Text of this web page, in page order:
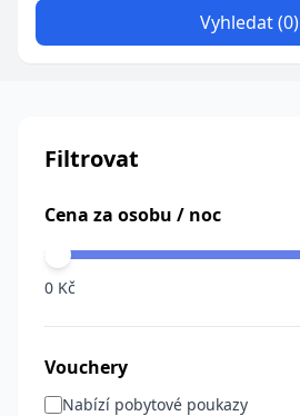
Vyhledat (0)
Filtrovat
Cena za osobu / noc
0 Kč
Vouchery
Nabízí pobytové poukazy